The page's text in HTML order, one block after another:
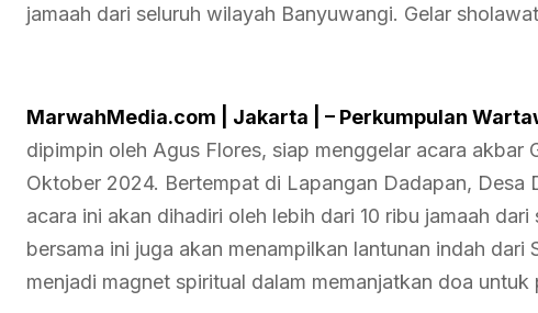
jamaah dari seluruh wilayah Banyuwangi. Gelar
MarwahMedia.com | Jakarta | – Perkumpulan
dipimpin oleh Agus Flores, siap menggelar acara akbar
Oktober 2024. Bertempat di Lapangan Dadapan, Desa
acara ini akan dihadiri oleh lebih dari 10 ribu jamaah
bersama ini juga akan menampilkan lantunan indah dari
menjadi magnet spiritual dalam memanjatkan doa untuk